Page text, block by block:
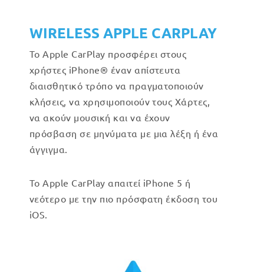
WIRELESS APPLE CARPLAY
Το Apple CarPlay προσφέρει στους
χρήστες iPhone® έναν απίστευτα
διαισθητικό τρόπο να πραγματοποιούν
κλήσεις, να χρησιμοποιούν τους Χάρτες,
να ακούν μουσική και να έχουν
πρόσβαση σε μηνύματα με μια λέξη ή ένα
άγγιγμα.
Το Apple CarPlay απαιτεί iPhone 5 ή
νεότερο με την πιο πρόσφατη έκδοση του
iOS.